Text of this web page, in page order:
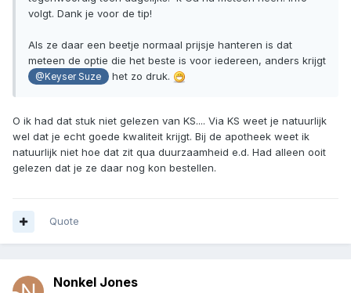
volgt. Dank je voor de tip!
Als ze daar een beetje normaal prijsje hanteren is dat
meteen de optie die het beste is voor iedereen, anders krijgt
@Keyser Suze het zo druk.
O ik had dat stuk niet gelezen van KS.... Via KS weet je natuurlijk
wel dat je echt goede kwaliteit krijgt. Bij de apotheek weet ik
natuurlijk niet hoe dat zit qua duurzaamheid e.d. Had alleen ooit
gelezen dat je ze daar nog kon bestellen.
Quote
Nonkel Jones